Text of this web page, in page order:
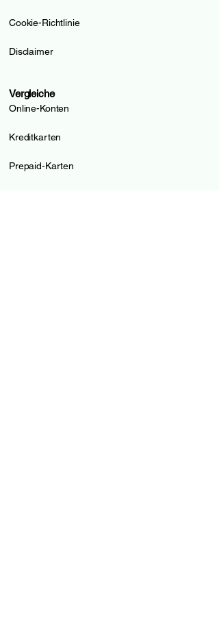
Cookie-Richtlinie
Disclaimer
Vergleiche
Online-Konten
Kreditkarten
Prepaid-Karten